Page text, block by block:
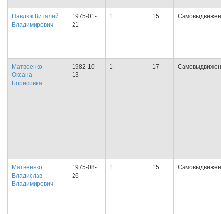
Павлюк Виталий
Владимирович
1975-01-
21
1 15
Матвеенко
Оксана
Борисовна
1982-10-
13
1 17
Матвеенко
Владислав
Владимирович
1975-08-
26
1 15